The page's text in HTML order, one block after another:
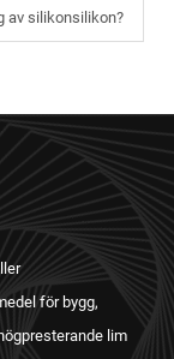
av silikonsilikon?
för bygg,
lim